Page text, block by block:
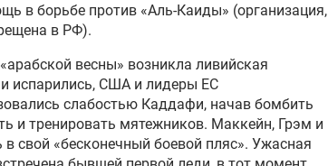
в борьбе против «Аль-Каиды» (организация,
в РФ).
«арабской весны» возникла ливийская
испарились, США и лидеры ЕС
слабостью Каддафи, начав бомбить
и тренировать мятежников. Маккейн, Грэм и
в свой «бесконечный боевой пляс». Ужасная